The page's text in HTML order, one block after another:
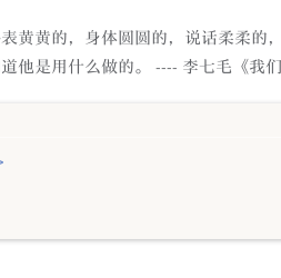
黄黄的，身体圆圆的，说话柔柔
他是用什么做的。 ---- 李七毛《我